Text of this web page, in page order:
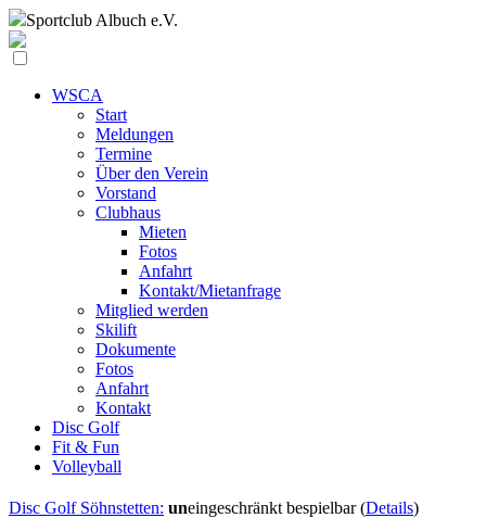
Sportclub Albuch e.V.
WSCA
Start
Meldungen
Termine
Über den Verein
Vorstand
Clubhaus
Mieten
Fotos
Anfahrt
Kontakt/Mietanfrage
Mitglied werden
Skilift
Dokumente
Fotos
Anfahrt
Kontakt
Disc Golf
Fit & Fun
Volleyball
Disc Golf Söhnstetten: uneingeschränkt bespielbar (Details)